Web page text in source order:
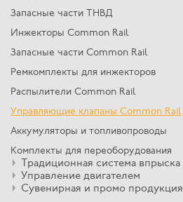
Запасные части ТНВД
Инжекторы Common Rail
Запасные части Common Rail
Ремкомплекты для инжекторов
Распылители Common Rail
Управляющие клапаны Common Rail
Аккумуляторы и топливопроводы
Комплекты для переоборудования
Традиционная система впрыска
Управление двигателем
Сувенирная и промо продукция